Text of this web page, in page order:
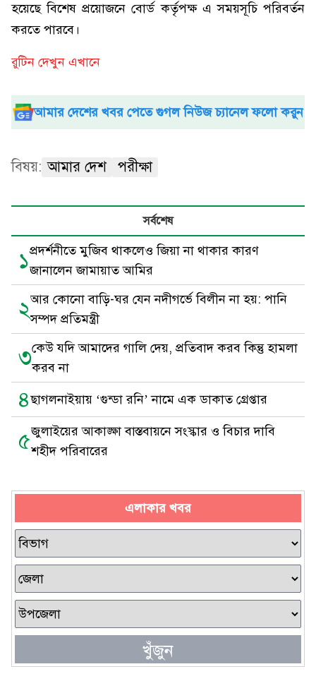
হয়েছে বিশেষ প্রয়োজনে বোর্ড কর্তৃপক্ষ এ সময়সূচি পরিবর্তন
করতে পারবে।
রুটিন দেখুন এখানে
আমার দেশের খবর পেতে গুগল নিউজ চ্যানেল ফলো করুন
বিষয়: আমার দেশ পরীক্ষা
সর্বশেষ
১প্রদর্শনীতে মুজিব থাকলেও জিয়া না থাকার কারণ
জানালেন জামায়াত আমির
২আর কোনো বাড়ি-ঘর যেন নদীগর্ভে বিলীন না হয়: পানি
সম্পদ প্রতিমন্ত্রী
৩কেউ যদি আমাদের গালি দেয়, প্রতিবাদ করব কিন্তু হামলা
করব না
৪ছাগলনাইয়ায় ‘গুন্ডা রনি’ নামে এক ডাকাত গ্রেপ্তার
৫জুলাইয়ের আকাঙ্ক্ষা বাস্তবায়নে সংস্কার ও বিচার দাবি
শহীদ পরিবারের
এলাকার খবর
খুঁজুন